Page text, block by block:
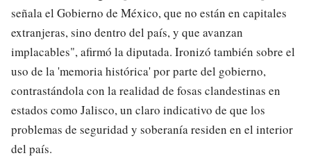
señala el Gobierno de México, que no están en capitales
extranjeras, sino dentro del país, y que avanzan
implacables", afirmó la diputada. Ironizó también sobre el
uso de la 'memoria histórica' por parte del gobierno,
contrastándola con la realidad de fosas clandestinas en
estados como Jalisco, un claro indicativo de que los
problemas de seguridad y soberanía residen en el interior
del país.